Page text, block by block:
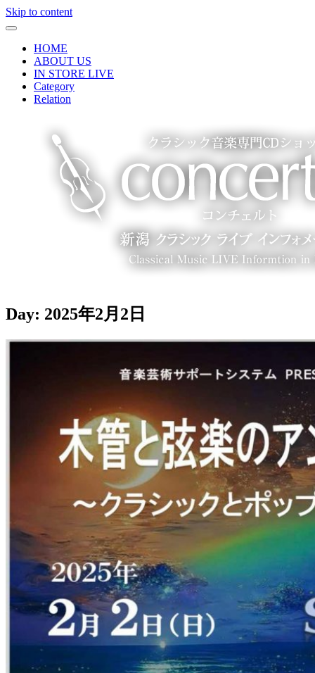
Skip to content
HOME
ABOUT US
IN STORE LIVE
Category
Relation
Day: 2025年2月2日